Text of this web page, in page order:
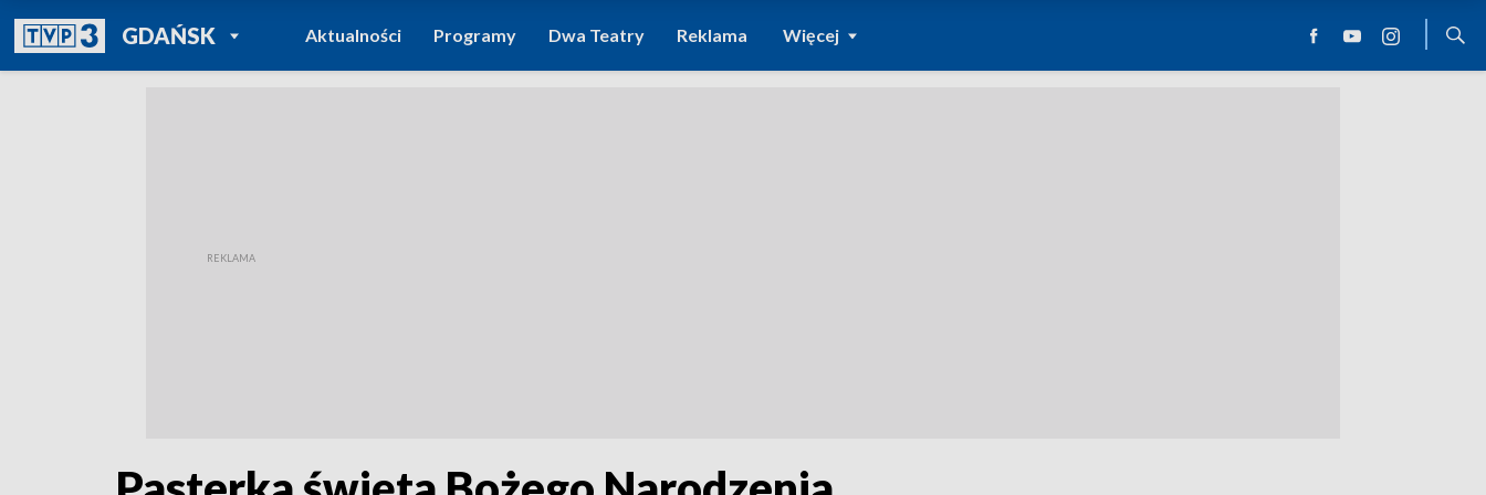
GDAŃSKPOWRÓT DO
TVP REGIONY
Aktualności Programy Dwa Teatry Reklama Więcej